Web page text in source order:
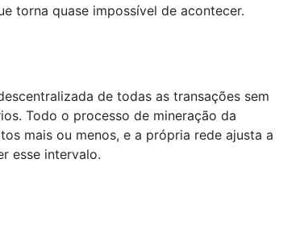
torna quase impossível de acontecer.
de todas as transações sem
Todo o processo de mineração da
mais ou menos, e a própria rede ajusta a
esse intervalo.